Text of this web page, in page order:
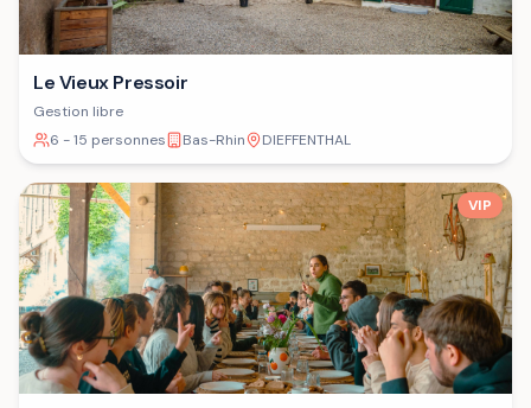
Le Vieux Pressoir
Gestion libre
6 - 15 personnes
Bas-Rhin DIEFFENTHAL
VIP